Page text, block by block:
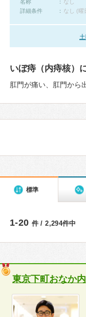
名称
なし
詳細条件
なし (曜
いぼ痔（内痔核）
肛門が痛い、肛門から
標準
1-20 件 / 2,294件中
東京下町おなか